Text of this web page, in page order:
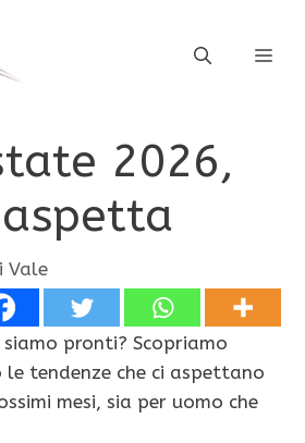
2026,
Vale
siamo pronti? Scopriamo
le tendenze che ci aspettano
mesi, sia per uomo che